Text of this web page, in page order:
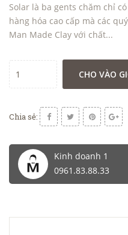
Solar là ba gents chăm chỉ
hàng hóa cao cấp mà các
Man Made Clay với chất...
CHO VÀO
Chia sẻ:
Kinh doanh 1
0961.83.88.33